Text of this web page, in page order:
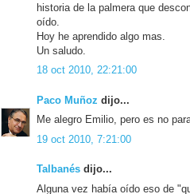
historia de la palmera que
oído.
Hoy he aprendido algo mas.
Un saludo.
18 oct 2010, 22:21:00
Paco Muñoz dijo...
Me alegro Emilio, pero es no
19 oct 2010, 7:21:00
Talbanés dijo...
Alguna vez había oído eso de